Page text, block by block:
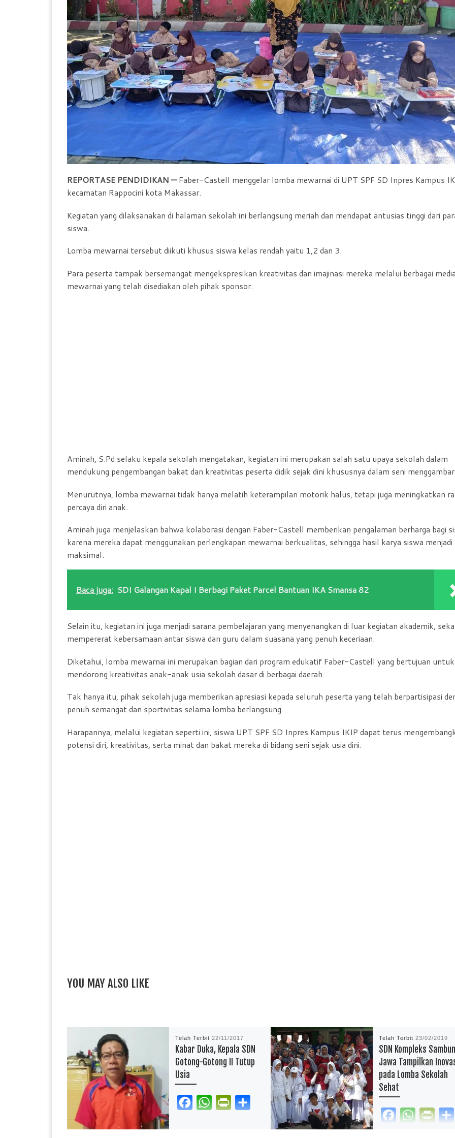
l
y
REPORTASE PENDIDIKAN —Faber-Castell menggelar lomba mewarnai di UPT SPF SD Inpres Kampus
kecamatan Rappocini kota Makassar.
Kegiatan yang dilaksanakan di halaman sekolah ini berlangsung meriah dan mendapat antusias tinggi dari
siswa.
Lomba mewarnai tersebut diikuti khusus siswa kelas rendah yaitu 1,2 dan 3.
Para peserta tampak bersemangat mengekspresikan kreativitas dan imajinasi mereka melalui berbagai
mewarnai yang telah disediakan oleh pihak sponsor.
Aminah, S.Pd selaku kepala sekolah mengatakan, kegiatan ini merupakan salah satu upaya sekolah dalam
mendukung pengembangan bakat dan kreativitas peserta didik sejak dini khususnya dalam seni
Menurutnya, lomba mewarnai tidak hanya melatih keterampilan motorik halus, tetapi juga meningkatkan
percaya diri anak.
Aminah juga menjelaskan bahwa kolaborasi dengan Faber-Castell memberikan pengalaman berharga bagi
karena mereka dapat menggunakan perlengkapan mewarnai berkualitas, sehingga hasil karya siswa menjadi
maksimal.
Baca juga: SDI Galangan Kapal I Berbagi Paket Parcel Bantuan IKA Smansa 82
Selain itu, kegiatan ini juga menjadi sarana pembelajaran yang menyenangkan di luar kegiatan akademik,
mempererat kebersamaan antar siswa dan guru dalam suasana yang penuh keceriaan.
Diketahui, lomba mewarnai ini merupakan bagian dari program edukatif Faber-Castell yang bertujuan untuk
mendorong kreativitas anak-anak usia sekolah dasar di berbagai daerah.
Tak hanya itu, pihak sekolah juga memberikan apresiasi kepada seluruh peserta yang telah berpartisipasi
penuh semangat dan sportivitas selama lomba berlangsung.
Harapannya, melalui kegiatan seperti ini, siswa UPT SPF SD Inpres Kampus IKIP dapat terus
potensi diri, kreativitas, serta minat dan bakat mereka di bidang seni sejak usia dini.
YOU MAY ALSO LIKE
Telah Terbit 22/11/2017
Kabar Duka, Kepala SDN
Gotong-Gotong II Tutup
Usia
F
W
P
S
Telah Terbit23/02/2019
SDN Kompleks
Jawa Tampilkan
pada Lomba Sekolah
Sehat
F
W
P